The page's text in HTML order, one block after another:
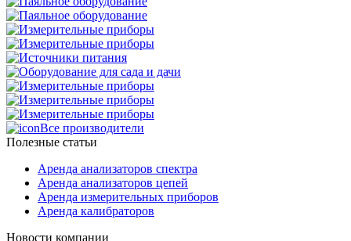
Все производители
Полезные статьи
Аренда анализаторов спектра
Аренда анализаторов цепей
Аренда измерительных приборов
Аренда калибраторов
Новости компании